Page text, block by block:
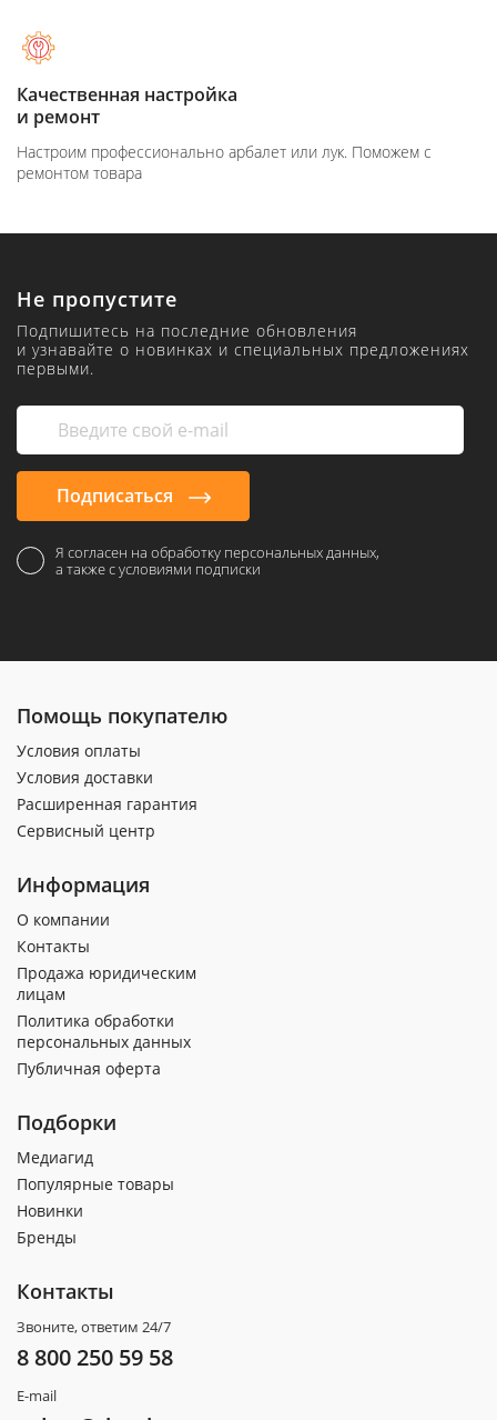
Качественная настройка
и ремонт
Настроим профессионально арбалет или лук. Поможем с
ремонтом товара
Не пропустите
Подпишитесь на последние обновления
и узнавайте о новинках и специальных предложениях
первыми.
Подписаться
Я согласен на обработку персональных данных,
а также с условиями подписки
Помощь покупателю
Условия оплаты
Условия доставки
Расширенная гарантия
Сервисный центр
Информация
О компании
Контакты
Продажа юридическим
лицам
Политика обработки
персональных данных
Публичная оферта
Подборки
Медиагид
Популярные товары
Новинки
Бренды
Контакты
Звоните, ответим 24/7
8 800 250 59 58
E-mail